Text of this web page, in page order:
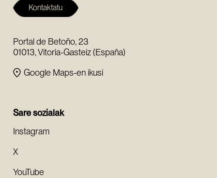
Kontaktatu
Portal de Betoño, 23
01013, Vitoria-Gasteiz (España)
Google Maps-en ikusi
Sare sozialak
Instagram
X
YouTube